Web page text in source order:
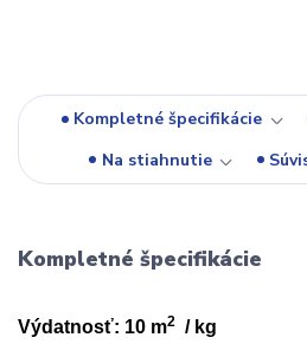
Kompletné špecifikácie
Na stiahnutie
Kompletné špecifikácie
Výdatnosť: 10 m2
/ kg